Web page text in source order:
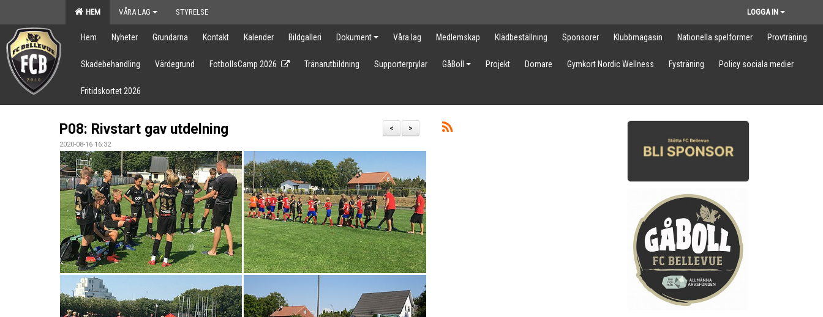
HEM VÅRA LAG STYRELSE LOGGA IN
Hem Nyheter Grundarna Kontakt Kalender Bildgalleri Dokument Våra lag Medlemskap Klädbeställning Sponsorer Klubbmagasin Nationella spelformer Provträning
Skadebehandling Värdegrund FotbollsCamp 2026 Tränarutbildning Supporterprylar GåBoll Projekt Domare Gymkort Nordic Wellness Fysträning Policy sociala medier
Fritidskortet 2026
>
<
P08: Rivstart gav utdelning
2020-08-16 16:32